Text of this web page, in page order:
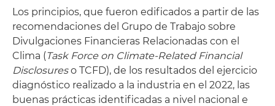
Los principios, que fueron edificados a partir de las
recomendaciones del Grupo de Trabajo sobre
Divulgaciones Financieras Relacionadas con el
Clima (Task Force on Climate-Related Financial
Disclosureso TCFD), de los resultados del ejercicio
diagnóstico realizado a la industria en el 2022, las
buenas prácticas identificadas a nivel nacional e